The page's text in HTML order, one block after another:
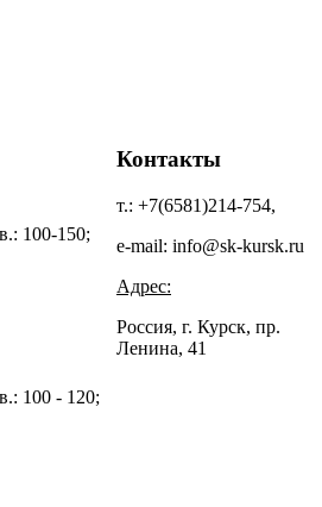
100-150;
100 - 120;
Контакты
т.: +7(6581)214-754,
e-mail: info@sk-kursk.ru
Адрес:
Россия, г. Курск, пр.
Ленина, 41